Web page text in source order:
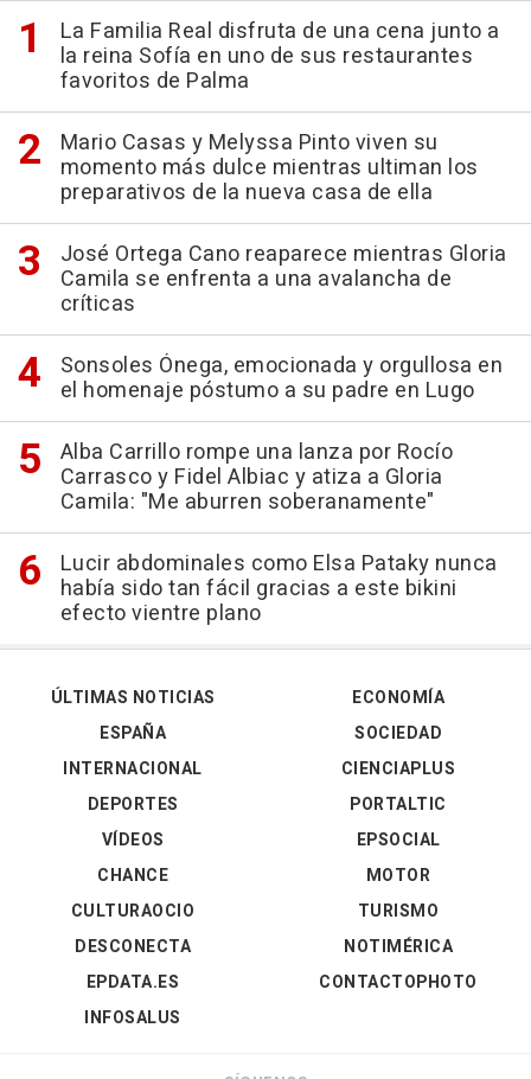
La Familia Real disfruta de una cena junto a
la reina Sofía en uno de sus restaurantes
favoritos de Palma
Mario Casas y Melyssa Pinto viven su
momento más dulce mientras ultiman los
preparativos de la nueva casa de ella
José Ortega Cano reaparece mientras Gloria
Camila se enfrenta a una avalancha de
críticas
Sonsoles Ónega, emocionada y orgullosa en
el homenaje póstumo a su padre en Lugo
Alba Carrillo rompe una lanza por Rocío
Carrasco y Fidel Albiac y atiza a Gloria
Camila: "Me aburren soberanamente"
Lucir abdominales como Elsa Pataky nunca
había sido tan fácil gracias a este bikini
efecto vientre plano
ÚLTIMAS NOTICIAS
ESPAÑA
INTERNACIONAL
DEPORTES
VÍDEOS
ECONOMÍA
SOCIEDAD
CIENCIAPLUS
PORTALTIC
EPSOCIAL
CHANCE
CULTURAOCIO
DESCONECTA
EPDATA.ES
INFOSALUS
MOTOR
TURISMO
NOTIMÉRICA
CONTACTOPHOTO